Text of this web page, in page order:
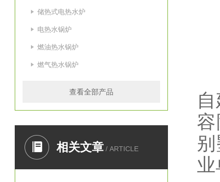
储热式电热水炉
电热水锅炉
燃油热水锅炉
燃气热水锅炉
查看全部产品
相关文章 / ARTICLE